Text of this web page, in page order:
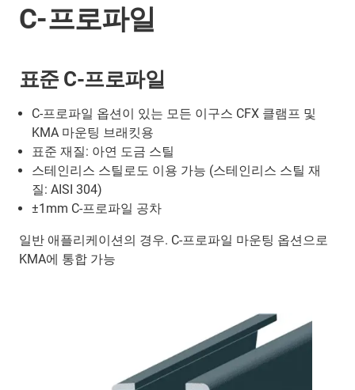
C-프로파일
표준 C-프로파일
C-프로파일 옵션이 있는 모든 이구스 CFX 클램프 및
KMA 마운팅 브래킷용
표준 재질: 아연 도금 스틸
스테인리스 스틸로도 이용 가능 (스테인리스 스틸 재
질: AISI 304)
±1mm C-프로파일 공차
일반 애플리케이션의 경우. C-프로파일 마운팅 옵션으로
KMA에 통합 가능